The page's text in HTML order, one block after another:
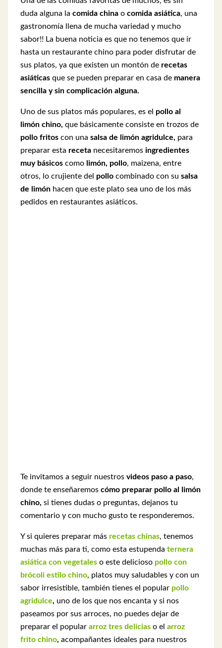
duda alguna la comida china o comida asiática, una
gastronomía llena de mucha variedad y mucho
sabor!! La buena noticia es que no tenemos que ir
hasta un restaurante chino para poder disfrutar de
sus platos, ya que existen un montón de recetas
asiáticas que se pueden preparar en casa de manera
sencilla y sin complicación alguna.
Uno de sus platos más populares, es el pollo al
limón chino, que básicamente consiste en trozos de
pollo fritos con una salsa de limón agridulce, para
preparar esta receta necesitaremos ingredientes
muy básicos como limón, pollo, maizena, entre
otros, lo crujiente del pollo combinado con su salsa
de limón hacen que este plato sea uno de los más
pedidos en restaurantes asiáticos.
Te invitamos a seguir nuestros videos paso a paso,
donde te enseñaremos cómo preparar pollo al limón
chino, si tienes dudas o preguntas, dejanos tu
comentario y con mucho gusto te responderemos.
Y si quieres preparar más recetas chinas, tenemos
muchas más para ti, como esta estupenda ternera
asiática con vegetales o este delicioso pollo con
brócoli estilo chino, platos muy saludables y con un
sabor irresistible, también tienes el popular pollo
agridulce, uno de los que nos encanta y si nos
paseamos por sus arroces, no puedes dejar de
preparar el popular arroz tres delicias o el arroz
frito chino, acompañantes ideales para nuestros